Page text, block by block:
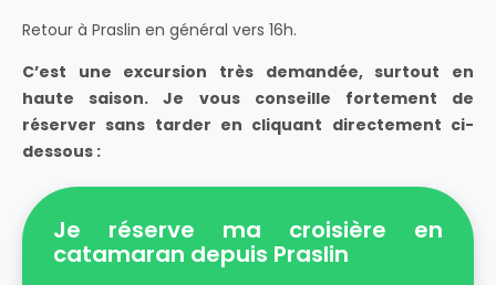
Retour à Praslin en général vers 16h.
C’est une excursion très demandée, surtout en
haute saison. Je vous conseille fortement de
réserver sans tarder en cliquant directement ci-
dessous :
Je réserve ma croisière en
catamaran depuis Praslin